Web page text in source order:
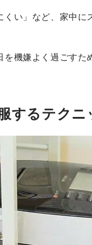
くい」など、家中
を機嫌よく過ごす
するテクニ